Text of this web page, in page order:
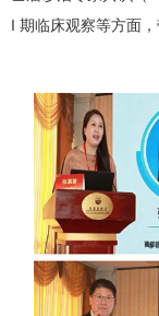
I 期临床观察等方面